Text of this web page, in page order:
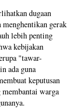
dugaan
menghentikan gerak
lebih penting
kebijakan
"tawar-
ada guna
keputusan
warga